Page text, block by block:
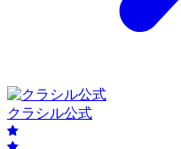
クラシル公式